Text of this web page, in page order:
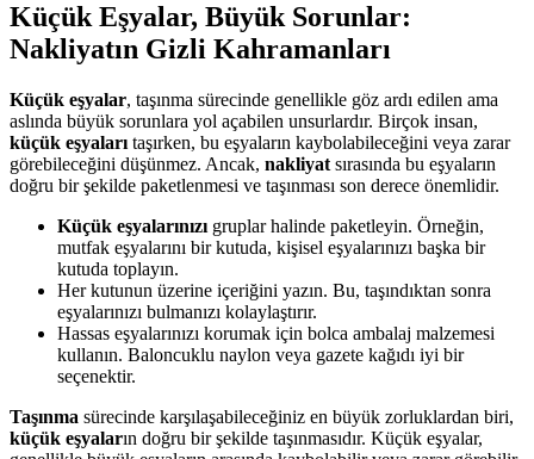
Küçük Eşyalar, Büyük Sorunlar:
Nakliyatın Gizli Kahramanları
Küçük eşyalar, taşınma sürecinde genellikle göz ardı edilen ama
aslında büyük sorunlara yol açabilen unsurlardır. Birçok insan,
küçük eşyaları taşırken, bu eşyaların kaybolabileceğini veya zarar
görebileceğini düşünmez. Ancak, nakliyat sırasında bu eşyaların
doğru bir şekilde paketlenmesi ve taşınması son derece önemlidir.
Küçük eşyalarınızı gruplar halinde paketleyin. Örneğin,
mutfak eşyalarını bir kutuda, kişisel eşyalarınızı başka bir
kutuda toplayın.
Her kutunun üzerine içeriğini yazın. Bu, taşındıktan sonra
eşyalarınızı bulmanızı kolaylaştırır.
Hassas eşyalarınızı korumak için bolca ambalaj malzemesi
kullanın. Baloncuklu naylon veya gazete kağıdı iyi bir
seçenektir.
Taşınma sürecinde karşılaşabileceğiniz en büyük zorluklardan biri,
küçük eşyaların doğru bir şekilde taşınmasıdır. Küçük eşyalar,